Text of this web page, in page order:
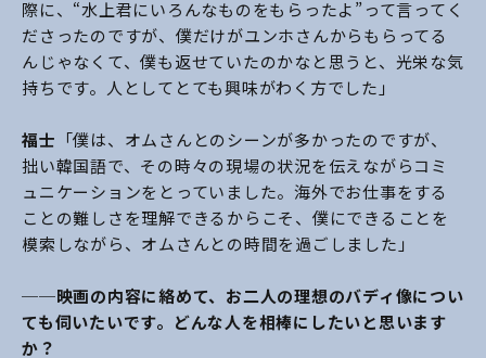
際に、“水上君にいろんなものをもらったよ”って言ってく
ださったのですが、僕だけがユンホさんからもらってる
んじゃなくて、僕も返せていたのかなと思うと、光栄な気
持ちです。人としてとても興味がわく方でした」
福士 「僕は、オムさんとのシーンが多かったのですが、
拙い韓国語で、その時々の現場の状況を伝えながらコミ
ュニケーションをとっていました。海外でお仕事をする
ことの難しさを理解できるからこそ、僕にできることを
模索しながら、オムさんとの時間を過ごしました」
──映画の内容に絡めて、お二人の理想のバディ像につい
ても伺いたいです。どんな人を相棒にしたいと思います
か？